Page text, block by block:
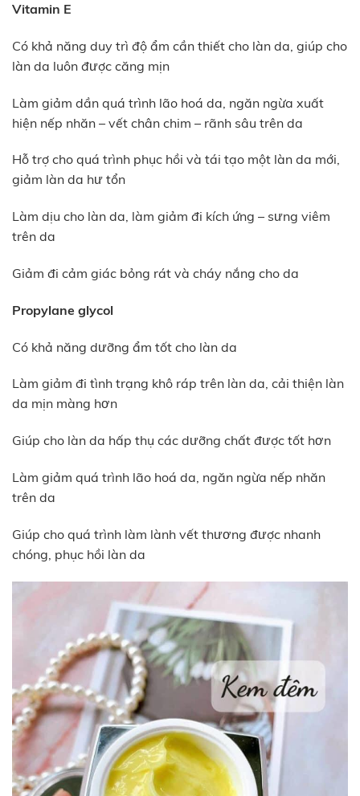
Vitamin E
Có khả năng duy trì độ ẩm cần thiết cho làn da, giúp cho
làn da luôn được căng mịn
Làm giảm dần quá trình lão hoá da, ngăn ngừa xuất
hiện nếp nhăn – vết chân chim – rãnh sâu trên da
Hỗ trợ cho quá trình phục hồi và tái tạo một làn da mới,
giảm làn da hư tổn
Làm dịu cho làn da, làm giảm đi kích ứng – sưng viêm
trên da
Giảm đi cảm giác bỏng rát và cháy nắng cho da
Propylane glycol
Có khả năng dưỡng ẩm tốt cho làn da
Làm giảm đi tình trạng khô ráp trên làn da, cải thiện làn
da mịn màng hơn
Giúp cho làn da hấp thụ các dưỡng chất được tốt hơn
Làm giảm quá trình lão hoá da, ngăn ngừa nếp nhăn
trên da
Giúp cho quá trình làm lành vết thương được nhanh
chóng, phục hồi làn da